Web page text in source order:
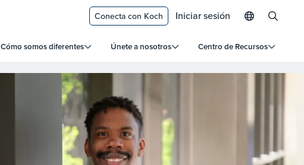
Cómo somos diferentes Únete a nosotros Centro de Recursos
Conecta con Koch Iniciar sesión